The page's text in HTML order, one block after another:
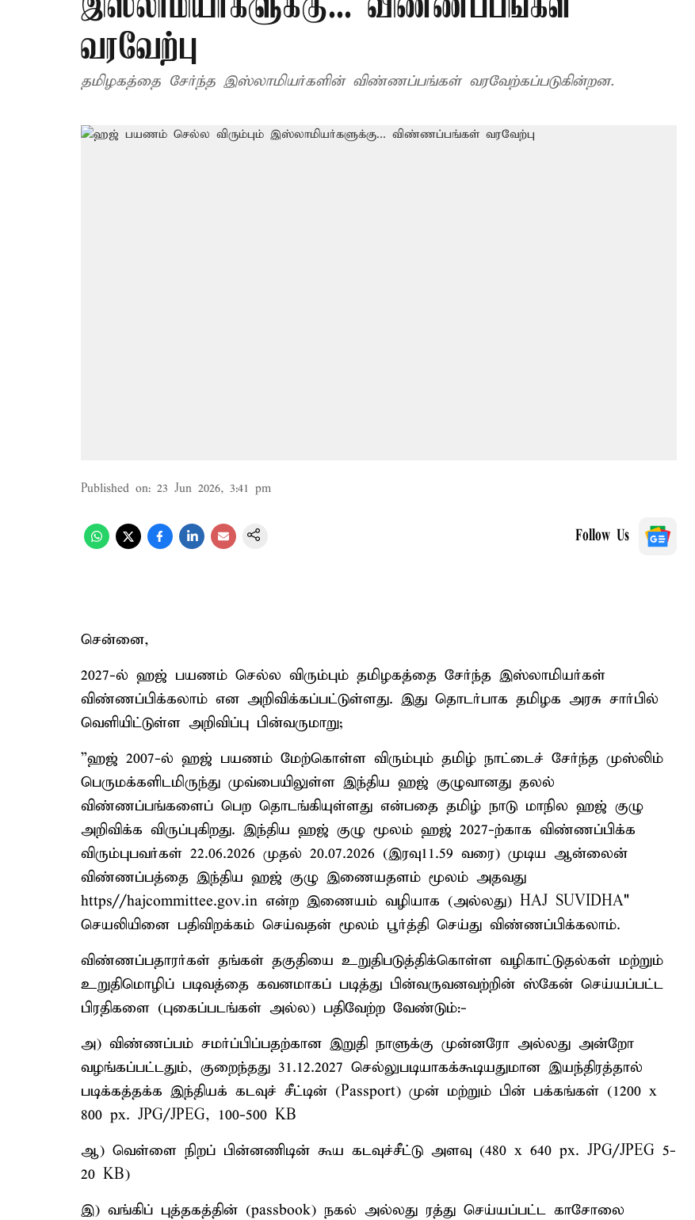
வரவேற்பு
தமிழகத்தை சேர்ந்த இஸ்லாமியர்களின் விண்ணப்பங்கள் வரவேற்கப்படுகின்றன.
Published on: 23 Jun 2026, 3:41 pm
Follow Us
சென்னை,
2027-ல் ஹஜ் பயணம் செல்ல விரும்பும் தமிழகத்தை சேர்ந்த இஸ்லாமியர்கள்
விண்ணப்பிக்கலாம் என அறிவிக்கப்பட்டுள்ளது. இது தொடர்பாக தமிழக அரசு சார்பில்
வெளியிட்டுள்ள அறிவிப்பு பின்வருமாறு;
”ஹஜ் 2007-ல் ஹஜ் பயணம் மேற்கொள்ள விரும்பும் தமிழ் நாட்டைச் சேர்ந்த முஸ்லிம்
பெருமக்களிடமிருந்து முவ்பையிலுள்ள இந்திய ஹஜ் குழுவானது தலல்
விண்ணப்பங்களைப் பெற தொடங்கியுள்ளது என்பதை தமிழ் நாடு மாநில ஹஜ் குழு
அறிவிக்க விருப்புகிறது. இந்திய ஹஜ் குழு மூலம் ஹஜ் 2027-ற்காக விண்ணப்பிக்க
விரும்புபவர்கள் 22.06.2026 முதல் 20.07.2026 (இரவு11.59 வரை) முடிய ஆன்லைன்
விண்ணப்பத்தை இந்திய ஹஜ் குழு இணையதளம் மூலம் அதவது
https//hajcommittee.gov.in என்ற இணையம் வழியாக (அல்லது) HAJ SUVIDHA"
செயலியினை பதிவிறக்கம் செய்வதன் மூலம் பூர்த்தி செய்து விண்ணப்பிக்கலாம்.
விண்ணப்பதாரர்கள் தங்கள் தகுதியை உறுதிபடுத்திக்கொள்ள வழிகாட்டுதல்கள் மற்றும்
உறுதிமொழிப் படிவத்தை கவனமாகப் படித்து பின்வருவனவற்றின் ஸ்கேன் செய்யப்பட்ட
பிரதிகளை (புகைப்படங்கள் அல்ல) பதிவேற்ற வேண்டும்:-
அ) விண்ணப்பம் சமர்ப்பிப்பதற்கான இறுதி நாளுக்கு முன்னரோ அல்லது அன்றோ
வழங்கப்பட்டதும், குறைந்தது 31.12.2027 செல்லுபடியாகக்கூடியதுமான இயந்திரத்தால்
படிக்கத்தக்க இந்தியக் கடவுச் சீட்டின் (Passport) முன் மற்றும் பின் பக்கங்கள் (1200 x
800 px. JPG/JPEG, 100-500 KB
ஆ) வெள்ளை நிறப் பின்னணிடின் கூய கடவுச்சீட்டு அளவு (480 x 640 px. JPG/JPEG 5-
20 KB)
இ) வங்கிப் புத்தகத்தின் (passbook) நகல் அல்லது ரத்து செய்யப்பட்ட காசோலை